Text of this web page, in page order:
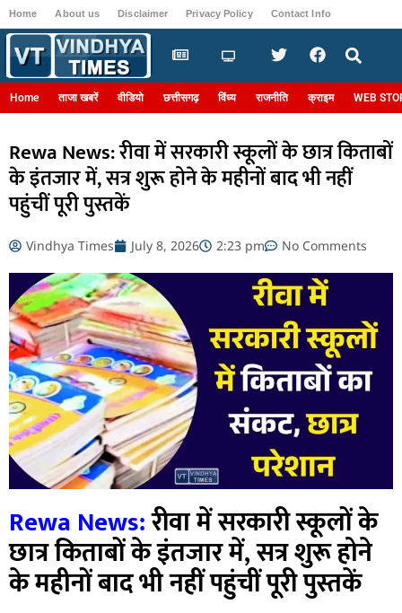
Home About us Disclaimer Privacy Policy Contact Info
Home ताजा खबरें वीडियो छत्तीसगढ़ विंध्य राजनीति क्राइम WEB
Rewa News: रीवा में सरकारी स्कूलों के छात्र किताबों
के इंतजार में, सत्र शुरू होने के महीनों बाद भी नहीं
पहुंचीं पूरी पुस्तकें
Vindhya Times July 8, 2026 2:23 pm No Comments
Rewa News:रीवा में सरकारी स्कूलों के
छात्र किताबों के इंतजार में, सत्र शुरू होने
के महीनों बाद भी नहीं पहुंचीं पूरी पुस्तकें